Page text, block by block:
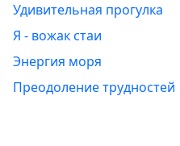
Удивительная прогулка
Я - вожак стаи
Энергия моря
Преодоление трудностей